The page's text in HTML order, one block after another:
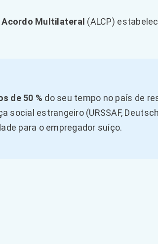
Acordo Multilateral (ALCP)
de 50 % do seu tempo no país de
estrangeiro (URSSAF,
para o empregador suíço.